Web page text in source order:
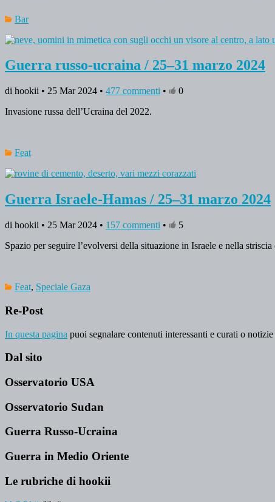
Bar
Guerra russo-ucraina / 25–31 marzo 2024
di hookii • 25 Mar 2024 • 477 commenti •
0
Invasione russa dell’Ucraina del 2022.
Feat
Guerra Israele-Hamas / 25–31 marzo 2024
di hookii • 25 Mar 2024 • 157 commenti •
5
Spazio per seguire l’evolversi della situazione in Israele e nella striscia
Feat, Speciale Gaza
Re-Post
In questa pagina puoi segnalare contenuti interessanti e curati o
Dal sito
Osservatorio USA
Osservatorio Sudan
Guerra Russo-Ucraina
Guerra in Medio Oriente
Le rubriche di hookii